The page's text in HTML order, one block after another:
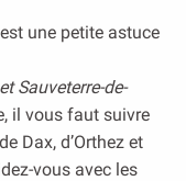
une petite astuce
Sauveterre-de-
il vous faut suivre
Dax, d’Orthez et
vous avec les